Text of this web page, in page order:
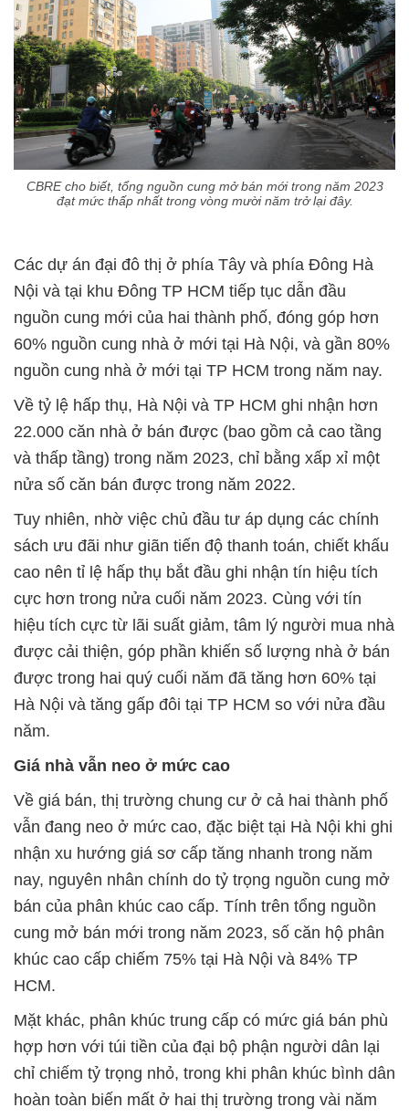
CBRE cho biết, tổng nguồn cung mở bán mới trong năm 2023
đạt mức thấp nhất trong vòng mười năm trở lại đây.
Các dự án đại đô thị ở phía Tây và phía Đông Hà
Nội và tại khu Đông TP HCM tiếp tục dẫn đầu
nguồn cung mới của hai thành phố, đóng góp hơn
60% nguồn cung nhà ở mới tại Hà Nội, và gần 80%
nguồn cung nhà ở mới tại TP HCM trong năm nay.
Về tỷ lệ hấp thụ, Hà Nội và TP HCM ghi nhận hơn
22.000 căn nhà ở bán được (bao gồm cả cao tầng
và thấp tầng) trong năm 2023, chỉ bằng xấp xỉ một
nửa số căn bán được trong năm 2022.
Tuy nhiên, nhờ việc chủ đầu tư áp dụng các chính
sách ưu đãi như giãn tiến độ thanh toán, chiết khấu
cao nên tỉ lệ hấp thụ bắt đầu ghi nhận tín hiệu tích
cực hơn trong nửa cuối năm 2023. Cùng với tín
hiệu tích cực từ lãi suất giảm, tâm lý người mua nhà
được cải thiện, góp phần khiến số lượng nhà ở bán
được trong hai quý cuối năm đã tăng hơn 60% tại
Hà Nội và tăng gấp đôi tại TP HCM so với nửa đầu
năm.
Giá nhà vẫn neo ở mức cao
Về giá bán, thị trường chung cư ở cả hai thành phố
vẫn đang neo ở mức cao, đặc biệt tại Hà Nội khi ghi
nhận xu hướng giá sơ cấp tăng nhanh trong năm
nay, nguyên nhân chính do tỷ trọng nguồn cung mở
bán của phân khúc cao cấp. Tính trên tổng nguồn
cung mở bán mới trong năm 2023, số căn hộ phân
khúc cao cấp chiếm 75% tại Hà Nội và 84% TP
HCM.
Mặt khác, phân khúc trung cấp có mức giá bán phù
hợp hơn với túi tiền của đại bộ phận người dân lại
chỉ chiếm tỷ trọng nhỏ, trong khi phân khúc bình dân
hoàn toàn biến mất ở hai thị trường trong vài năm